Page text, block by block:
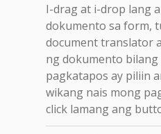
I-drag at i-drop lang
dokumento sa form,
document translator
ng dokumento bilang
pagkatapos ay piliin
wikang nais mong
click lamang ang